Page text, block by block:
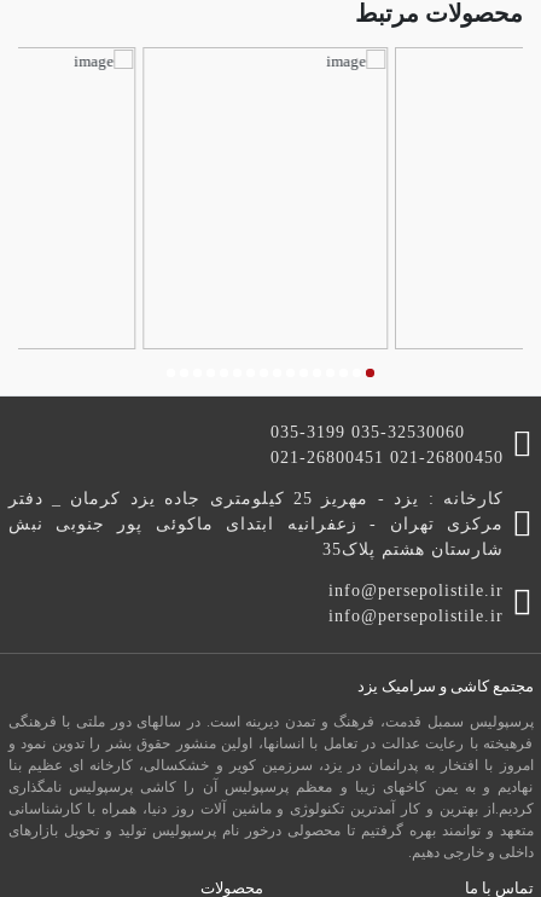
محصولات مرتبط
هرمس - Hermes
035-3199 035-32530060
021-26800451 021-26800450
کارخانه : یزد - مهریز 25 کیلومتری جاده یزد کرمان _ دفتر
مرکزی تهران - زعفرانیه ابتدای ماکوئی پور جنوبی نبش
شارستان هشتم پلاک35
info@persepolistile.ir
info@persepolistile.ir
مجتمع کاشی و سرامیک یزد
پرسپولیس سمبل قدمت، فرهنگ و تمدن دیرینه است. در سالهای دور ملتی با فرهنگی
فرهیخته با رعایت عدالت در تعامل با انسانها، اولین منشور حقوق بشر را تدوین نمود و
امروز با افتخار به پدرانمان در یزد، سرزمین کویر و خشکسالی، کارخانه ای عظیم بنا
نهادیم و به یمن کاخهای زیبا و معظم پرسپولیس آن را کاشی پرسپولیس نامگذاری
کردیم.از بهترین و کار آمدترین تکنولوژی و ماشین آلات روز دنیا، همراه با کارشناسانی
متعهد و توانمند بهره گرفتیم تا محصولی درخور نام پرسپولیس تولید و تحویل بازارهای
داخلی و خارجی دهیم.
تماس با ما محصولات